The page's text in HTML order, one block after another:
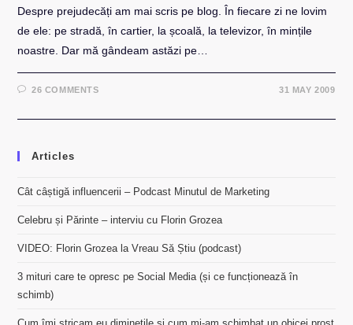
Despre prejudecăți am mai scris pe blog. În fiecare zi ne lovim
de ele: pe stradă, în cartier, la școală, la televizor, în mințile
noastre. Dar mă gândeam astăzi pe…
26 COMMENTS 31 MAY 2009
Articles
Cât câștigă influencerii – Podcast Minutul de Marketing
Celebru și Părinte – interviu cu Florin Grozea
VIDEO: Florin Grozea la Vreau Să Știu (podcast)
3 mituri care te opresc pe Social Media (și ce funcționează în
schimb)